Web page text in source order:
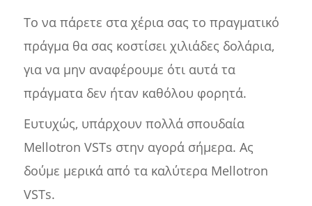
Το να πάρετε στα χέρια σας το πραγματικό
πράγμα θα σας κοστίσει χιλιάδες δολάρια,
για να μην αναφέρουμε ότι αυτά τα
πράγματα δεν ήταν καθόλου φορητά.
Ευτυχώς, υπάρχουν πολλά σπουδαία
Mellotron VSTs στην αγορά σήμερα. Ας
δούμε μερικά από τα καλύτερα Mellotron
VSTs.